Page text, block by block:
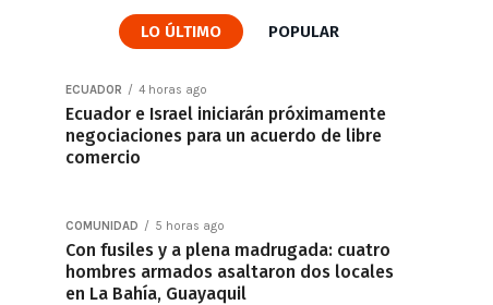
LO ÚLTIMO POPULAR
ECUADOR 4 horas ago
Ecuador e Israel iniciarán próximamente
negociaciones para un acuerdo de libre
comercio
COMUNIDAD 5 horas ago
Con fusiles y a plena madrugada: cuatro
hombres armados asaltaron dos locales
en La Bahía, Guayaquil